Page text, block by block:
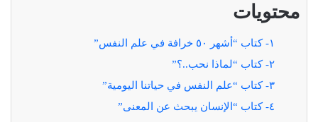
محتويات
١- كتاب “أشهر ٥٠ خرافة في علم النفس”
٢- كتاب “لماذا نحب..؟”
٣- كتاب “علم النفس في حياتنا اليومية”
٤- كتاب “الإنسان يبحث عن المعنى”